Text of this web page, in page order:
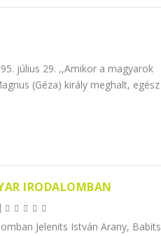
július 29. ,,Amikor a magyarok
(Géza) király meghalt, egész
IRODALOMBAN
|
Jelenits István Arany, Babits